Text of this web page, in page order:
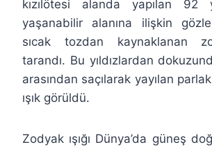
kızılötesi alanda yapılan 92
yaşanabilir alanına ilişkin
sıcak tozdan kaynaklanan
tarandı. Bu yıldızlardan
arasından saçılarak yayılan
ışık görüldü.
Zodyak ışığı Dünya’da güneş